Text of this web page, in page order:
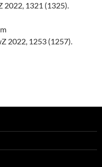
2022, 1321 (1325).
2022, 1253 (1257).